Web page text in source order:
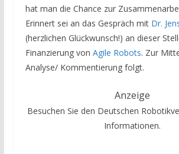
hat man die Chance zur
Erinnert sei an das Gespräch mit Dr.
(herzlichen Glückwunsch!) an dieser
Finanzierung von Agile Robots. Zur
Analyse/ Kommentierung folgt.
Anzeige
Besuchen Sie den Deutschen
Informationen.